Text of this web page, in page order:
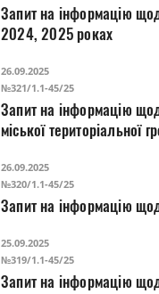
Запит на інформацію
2024, 2025 роках
26.09.2025
№321/1.1-45/25
Запит на інформацію
міської територіальної
26.09.2025
№320/1.1-45/25
Запит на інформацію
25.09.2025
№319/1.1-45/25
Запит на інформацію